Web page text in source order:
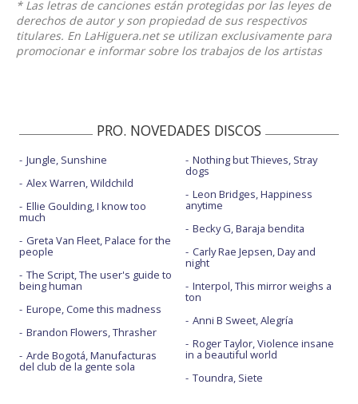
* Las letras de canciones están protegidas por las leyes de
derechos de autor y son propiedad de sus respectivos
titulares. En LaHiguera.net se utilizan exclusivamente para
promocionar e informar sobre los trabajos de los artistas
PRO. NOVEDADES DISCOS
Jungle, Sunshine
Alex Warren, Wildchild
Ellie Goulding, I know too
much
Greta Van Fleet, Palace for the
people
The Script, The user's guide to
being human
Europe, Come this madness
Brandon Flowers, Thrasher
Arde Bogotá, Manufacturas
del club de la gente sola
Nothing but Thieves, Stray
dogs
Leon Bridges, Happiness
anytime
Becky G, Baraja bendita
Carly Rae Jepsen, Day and
night
Interpol, This mirror weighs a
ton
Anni B Sweet, Alegría
Roger Taylor, Violence insane
in a beautiful world
Toundra, Siete